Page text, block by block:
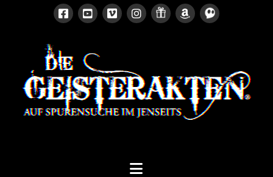
Navigation